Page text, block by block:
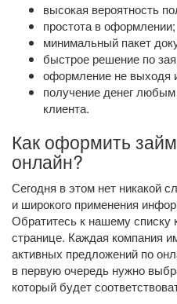
высокая вероятность
простота в оформлении;
минимальный пакет
быстрое решение по
оформление не выходя
получение денег
клиента.
Как оформить
онлайн?
Сегодня в этом нет никакой
и широкого применения
Обратитесь к нашему списку
странице. Каждая компания
активных предложений по
в первую очередь нужно
который будет